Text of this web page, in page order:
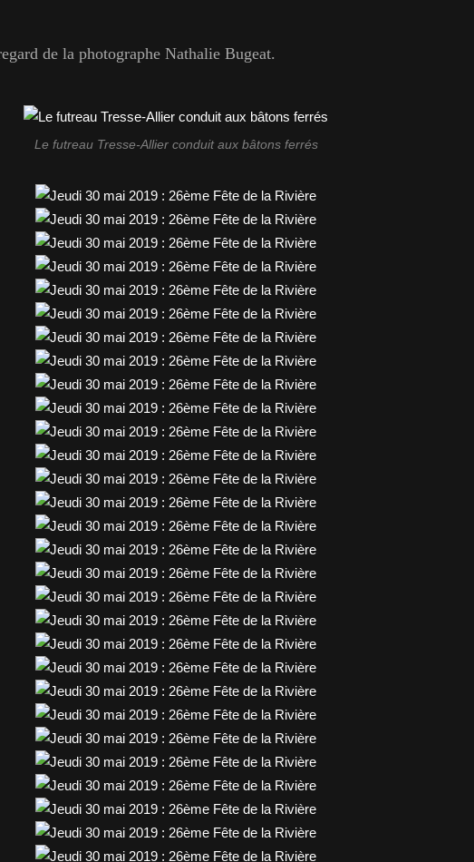
de la photographe Nathalie Bugeat.
Le futreau Tresse-Allier conduit aux bâtons ferrés